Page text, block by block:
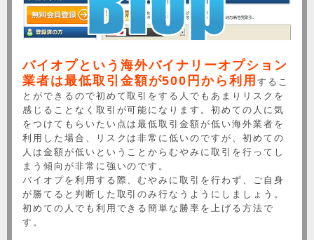
バイオプという海外バイナリーオプション
業者は最低取引金額が500円から利用するこ
とができるので初めて取引をする人でもあまりリスクを
感じることなく取引が可能になります。初めての人に気
をつけてもらいたい点は最低取引金額が低い海外業者を
利用した場合、リスクは非常に低いのですが、初めての
人は金額が低いということからむやみに取引を行ってし
まう傾向が非常に強いのです。
バイオプを利用する際、むやみに取引を行わず、ご自身
が勝てると判断した取引のみ行なうようにしましょう。
初めての人でも利用できる簡単な勝率を上げる方法で
す。